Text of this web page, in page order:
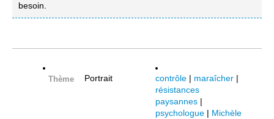
besoin.
Thème Portrait contrôle | maraîcher |
résistances
paysannes |
psychologue | Michèle